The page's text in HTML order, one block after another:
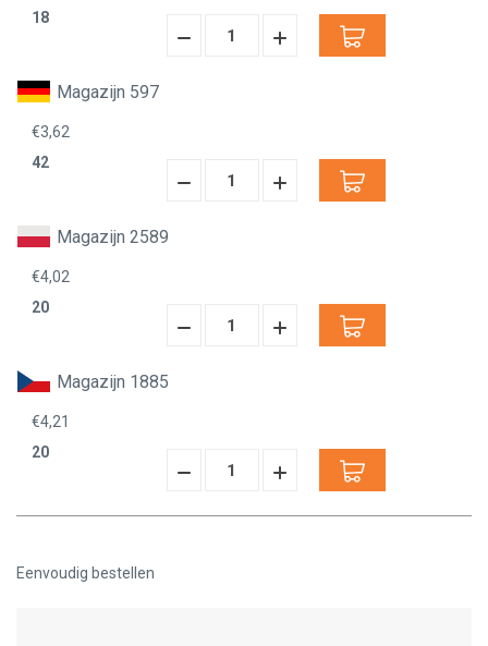
18
Hoeveelheid
Hoeveelheid
Magazijn 597
€3,62
42
Hoeveelheid
Hoeveelheid
Magazijn 2589
€4,02
20
Hoeveelheid
Hoeveelheid
Magazijn 1885
€4,21
20
Hoeveelheid
Verminderen:
Hoeveelheid
verhogen:
Eenvoudig bestellen